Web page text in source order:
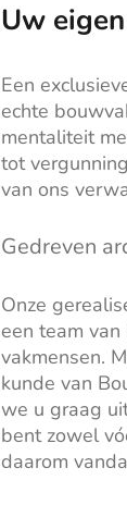
Uw
Een
echte
mentaliteit
tot
van ons
Gedreven
Onze
een team
vakmensen.
kunde van
we u graag
bent zowel
daarom